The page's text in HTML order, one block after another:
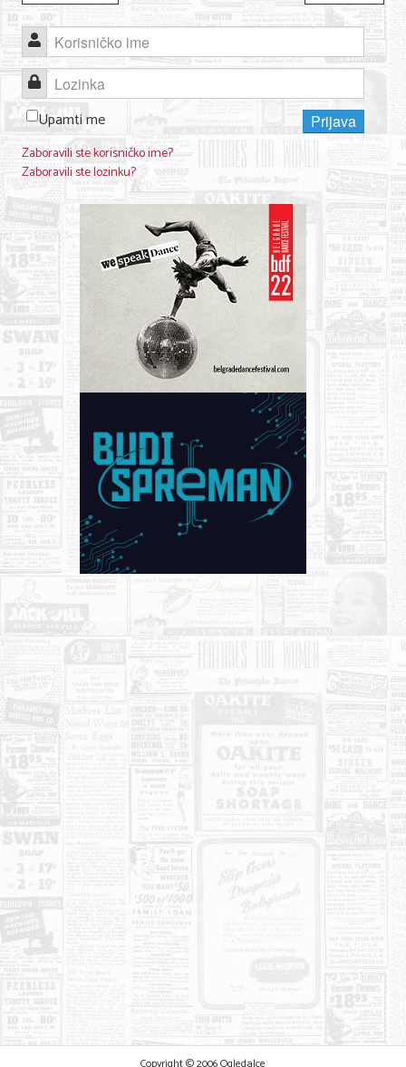
Korisničko ime
Lozinka
Upamti me
Prijava
Zaboravili ste korisničko ime?
Zaboravili ste lozinku?